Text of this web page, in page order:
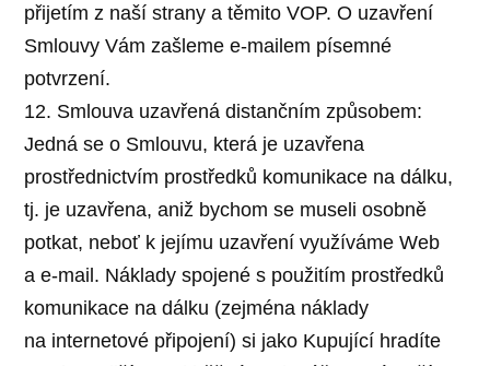
přijetím z naší strany a těmito VOP. O uzavření
Smlouvy Vám zašleme e-mailem písemné
potvrzení.
12. Smlouva uzavřená distančním způsobem:
Jedná se o Smlouvu, která je uzavřena
prostřednictvím prostředků komunikace na dálku,
tj. je uzavřena, aniž bychom se museli osobně
potkat, neboť k jejímu uzavření využíváme Web
a e-mail. Náklady spojené s použitím prostředků
komunikace na dálku (zejména náklady
na internetové připojení) si jako Kupující hradíte